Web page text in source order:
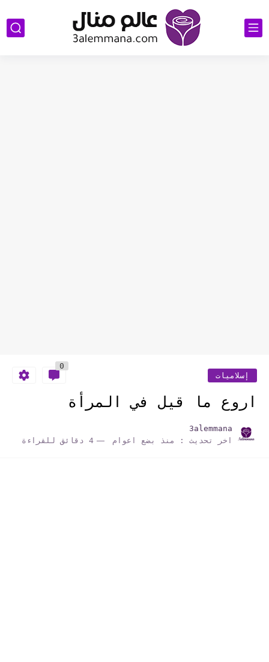
إسلاميات
0
اروع ما قيل في المرأة
3alemmana
اخر تحديث :
منذ بضع اعوام 4 دقائق للقراءة